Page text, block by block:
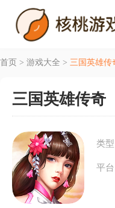
首页 > 游戏大全 > 三国英雄传
三国英雄传奇
类型
平台